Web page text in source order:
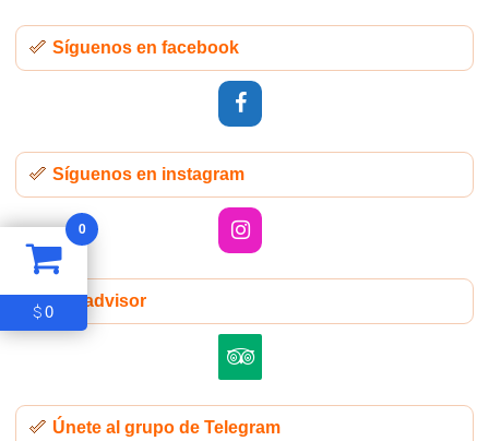
Síguenos en facebook
Síguenos en instagram
Tripadvisor
Únete al grupo de Telegram
0
$0